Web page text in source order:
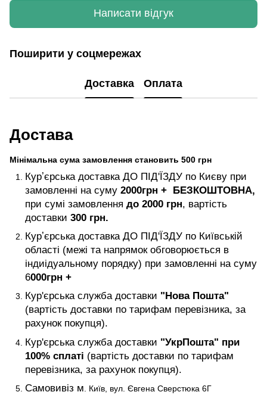
Написати відгук
Поширити у соцмережах
Доставка Оплата
Достава
Мінімальна сума замовлення становить 500 грн
Курʼєрська доставка ДО ПІД'ЇЗДУ по Києву при
замовленні на суму 2000грн + БЕЗКОШТОВНА,
при сумі замовлення до 2000 грн, вартість
доставки 300 грн.
Курʼєрська доставка ДО ПІД'ЇЗДУ по Київській
області (межі та напрямок обговорюється в
індиідуальному порядку) при замовленні на суму
6000грн +
Кур'єрська служба доставки "Нова Пошта"
(вартість доставки по тарифам перевізника, за
рахунок покупця).
Кур'єрська служба доставки "УкрПошта" при
100% сплаті (вартість доставки по тарифам
перевізника, за рахунок покупця).
Самовивіз м . Київ, вул. Євгена Сверстюка 6Г